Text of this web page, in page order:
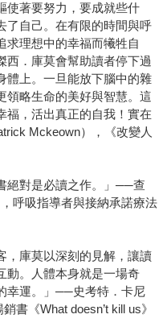
使著要努力，要成就些什
了自己。在有限的時間與呼
求理想中的幸福而犧牲自
西．庫莫會幫助讀者停下過
體上。一旦能放下腦中的雜
領略生命的美好與智慧。這
福，活出真正的自我！實在
Mckeown），《改變人
絕對是必讀之作。」──查
呼吸指導者與接納承諾療法
，庫莫以深刻的見解，讓讀
動。人體本身就是一場奇
幸運。」──史考特．卡尼
書《What doesn’t kill us》